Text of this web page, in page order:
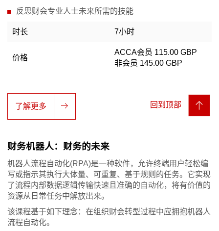
反思财会专业人士未来所需的技能
时长 7小时
价格
ACCA会员 115.00 GBP
非会员 145.00 GBP
了解更多 回到顶部
财务机器人：财务的未来
机器人流程自动化(RPA)是一种软件，允许终端用户轻松编
写或指示其执行大体量、可重复、基于规则的任务。它实现
了流程内部数据逻辑传输快速且准确的自动化，将有价值的
资源从日常任务中解放出来。
该课程基于如下理念：在组织财会转型过程中应拥抱机器人
流程自动化。